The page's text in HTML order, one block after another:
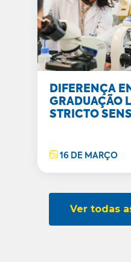
DIFERENÇA
GRADUAÇÃO
STRICTO
16 DE MARÇO
Ver todas